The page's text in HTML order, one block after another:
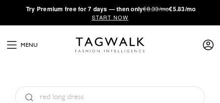
·Try Premium free for 7 days — then only€8.33/mo€5.83/mo
START NOW
MENU